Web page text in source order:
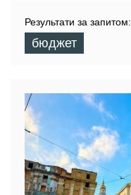
Результати за запитом:
бюджет